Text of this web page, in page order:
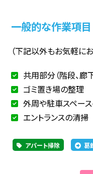
一般的な作業項目
（下記以外もお気軽に
共用部分（階段、廊
ゴミ置き場の整理
外周や駐車スペー
エントランスの清掃
アパート掃除 葛